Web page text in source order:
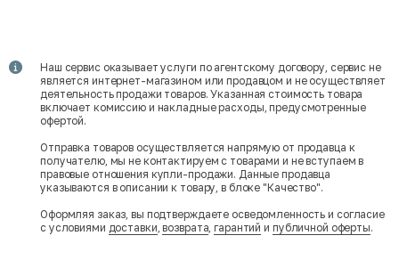
Наш сервис оказывает услуги по агентскому договору, сервис не
является интернет-магазином или продавцом и не осуществляет
деятельность продажи товаров. Указанная стоимость товара
включает комиссию и накладные расходы, предусмотренные
офертой.
Отправка товаров осуществляется напрямую от продавца к
получателю, мы не контактируем с товарами и не вступаем в
правовые отношения купли-продажи. Данные продавца
указываются в описании к товару, в блоке "Качество".
Оформляя заказ, вы подтверждаете осведомленность и согласие
с условиями доставки,возврата,гарантий и публичной оферты.